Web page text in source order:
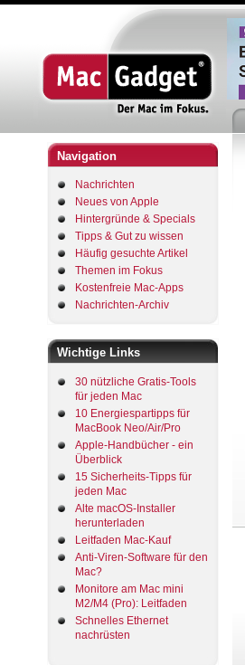
Navigation
Nachrichten
Neues von Apple
Hintergründe & Specials
Tipps & Gut zu wissen
Häufig gesuchte Artikel
Themen im Fokus
Kostenfreie Mac-Apps
Nachrichten-Archiv
Wichtige Links
30 nützliche Gratis-Tools
für jeden Mac
10 Energiespartipps für
MacBook Neo/Air/Pro
Apple-Handbücher - ein
Überblick
15 Sicherheits-Tipps für
jeden Mac
Alte macOS-Installer
herunterladen
Leitfaden Mac-Kauf
Anti-Viren-Software für den
Mac?
Monitore am Mac mini
M2/M4 (Pro): Leitfaden
Schnelles Ethernet
nachrüsten